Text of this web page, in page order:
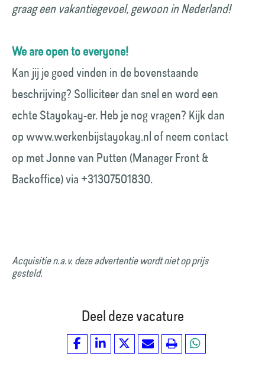
graag een vakantiegevoel, gewoon in Nederland!
We are open to everyone!
Kan jij je goed vinden in de bovenstaande
beschrijving? Solliciteer dan snel en word een
echte Stayokay-er. Heb je nog vragen? Kijk dan
op www.werkenbijstayokay.nl of neem contact
op met Jonne van Putten (Manager Front &
Backoffice) via +31307501830.
Acquisitie n.a.v. deze advertentie wordt niet op prijs
gesteld.
Deel deze vacature